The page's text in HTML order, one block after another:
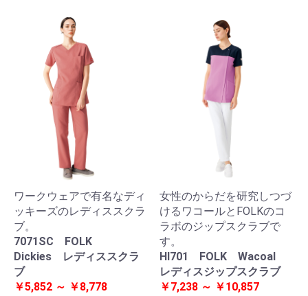
ワークウェアで有名なディ
ッキーズのレディススクラ
ブ。
7071SC FOLK
Dickies レディススクラ
ブ
￥5,852 ～ ￥8,778
女性のからだを研究しつづ
けるワコールとFOLKのコ
ラボのジップスクラブで
す。
HI701 FOLK Wacoal
レディスジップスクラブ
￥7,238 ～ ￥10,857